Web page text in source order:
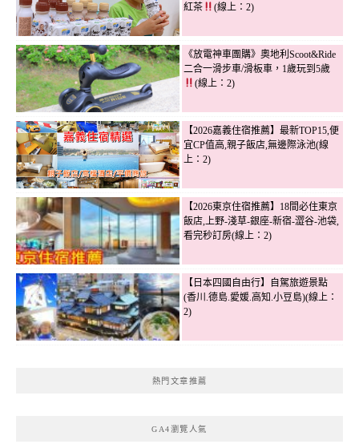
紅茶
(線上：2)
《放電神車團購》奧地利Scoot&Ride
二合一滑步車/滑板車，1歲玩到5歲
(線上：2)
【2026嘉義住宿推薦】最新TOP15,便
宜CP值高,親子飯店,無邊際泳池(線
上：2)
【2026東京住宿推薦】18間必住東京
飯店,上野-淺草-銀座-新宿-澀谷-池袋,
看完秒訂房(線上：2)
【日本四國自由行】自駕旅遊景點
(香川.德島.愛媛.高知.小豆島)(線上：
2)
熱門文章推薦
GA4瀏覽人氣